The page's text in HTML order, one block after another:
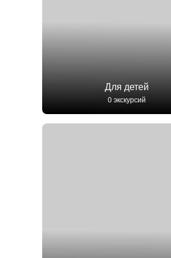
Для детей
0 экскурсий